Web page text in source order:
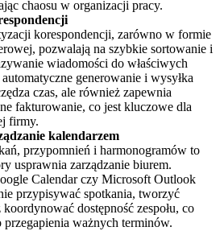
chaosu w organizacji pracy.
korespondencji, zarówno w formie
pozwalają na szybkie sortowanie i
wiadomości do właściwych
generowanie i wysyłka
czas, ale również zapewnia
fakturowanie, co jest kluczowe dla
firmy.
kalendarzem
przypomnień i harmonogramów to
usprawnia zarządzanie biurem.
Calendar czy Microsoft Outlook
przypisywać spotkania, tworzyć
dostępność zespołu, co
ważnych terminów.